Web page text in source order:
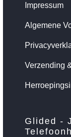
Impressum
Algemene
Verzending
Glided -